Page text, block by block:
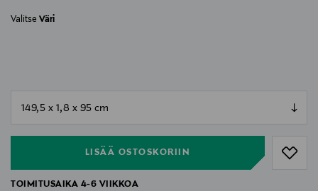
Valitse Väri
LISÄÄ OSTOSKORIIN
TOIMITUSAIKA 4-6 VIIKKOA